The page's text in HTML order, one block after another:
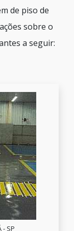
de piso de
sobre o
a seguir:
- SP